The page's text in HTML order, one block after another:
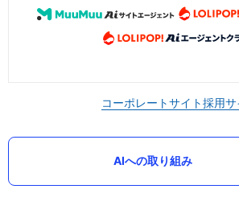
コーポレートサイト採用サ
AIへの取り組み